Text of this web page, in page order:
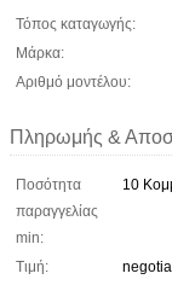
Τόπος καταγωγής:
Μάρκα:
Αριθμό μοντέλου:
Πληρωμής &
Ποσότητα
παραγγελίας
min:
10
Τιμή: